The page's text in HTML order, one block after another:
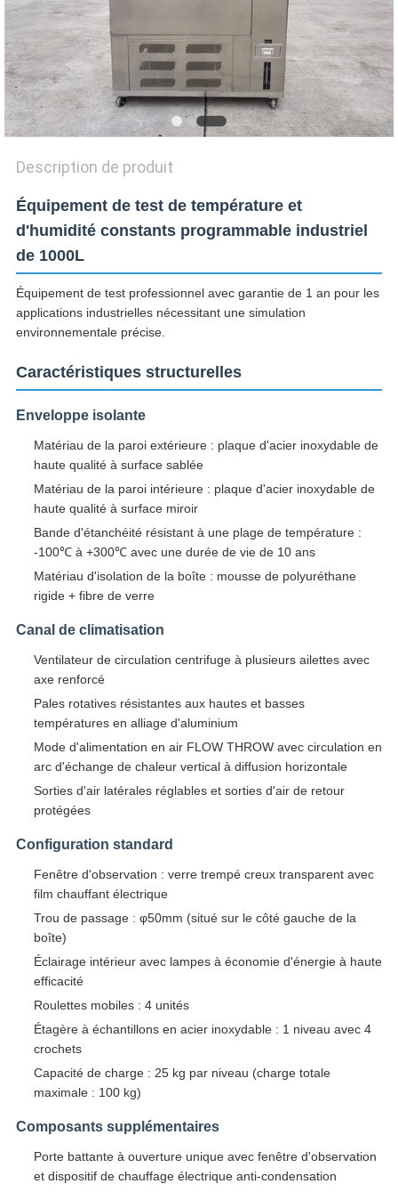
Description de produit
Équipement de test de température et
d'humidité constants programmable industriel
de 1000L
Équipement de test professionnel avec garantie de 1 an pour les
applications industrielles nécessitant une simulation
environnementale précise.
Caractéristiques structurelles
Enveloppe isolante
Matériau de la paroi extérieure : plaque d'acier inoxydable de
haute qualité à surface sablée
Matériau de la paroi intérieure : plaque d'acier inoxydable de
haute qualité à surface miroir
Bande d'étanchéité résistant à une plage de température :
-100℃ à +300℃ avec une durée de vie de 10 ans
Matériau d'isolation de la boîte : mousse de polyuréthane
rigide + fibre de verre
Canal de climatisation
Ventilateur de circulation centrifuge à plusieurs ailettes avec
axe renforcé
Pales rotatives résistantes aux hautes et basses
températures en alliage d'aluminium
Mode d'alimentation en air FLOW THROW avec circulation en
arc d'échange de chaleur vertical à diffusion horizontale
Sorties d'air latérales réglables et sorties d'air de retour
protégées
Configuration standard
Fenêtre d'observation : verre trempé creux transparent avec
film chauffant électrique
Trou de passage : φ50mm (situé sur le côté gauche de la
boîte)
Éclairage intérieur avec lampes à économie d'énergie à haute
efficacité
Roulettes mobiles : 4 unités
Étagère à échantillons en acier inoxydable : 1 niveau avec 4
crochets
Capacité de charge : 25 kg par niveau (charge totale
maximale : 100 kg)
Composants supplémentaires
Porte battante à ouverture unique avec fenêtre d'observation
et dispositif de chauffage électrique anti-condensation